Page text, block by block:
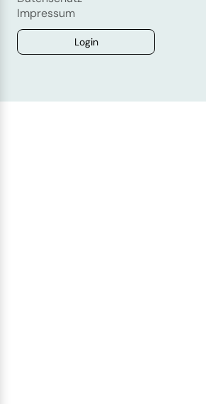
Impressum
Login